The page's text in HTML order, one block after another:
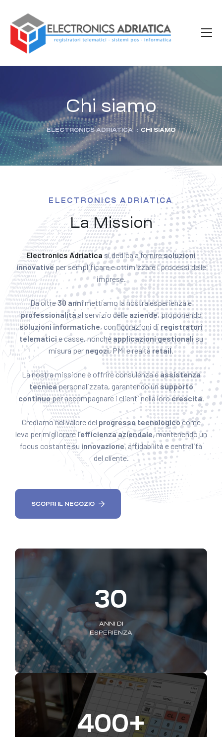
Chi siamo
ELECTRONICS ADRIATICA : CHI SIAMO
La Mission
ELECTRONICS ADRIATICA
Electronics Adriatica si dedica a forniresoluzioni
innovativeper semplificare e ottimizzare i processi delle
imprese.
Da oltre30 annimettiamo la nostra esperienza e
professionalitàal servizio delle aziende, proponendo
soluzioni informatiche, configurazioni di registratori
telematici e casse, nonché applicazioni gestionalisu
misura per negozi, PMI e realtàretail.
La nostra missione è offrire consulenza e assistenza
tecnicapersonalizzata, garantendo un supporto
continuoper accompagnare i clienti nella lorocrescita.
Crediamo nel valore del progresso tecnologicocome
leva per migliorarel’efficienza aziendale, mantenendo un
focus costante su innovazione, affidabilità e centralità
del cliente.
SCOPRI IL NEGOZIO
30
ANNI DI
ESPERIENZA
400+